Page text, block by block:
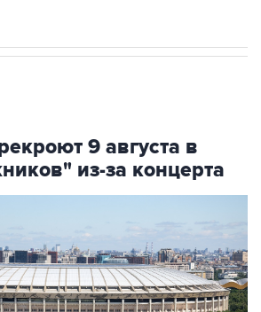
9 августа в
из-за концерта